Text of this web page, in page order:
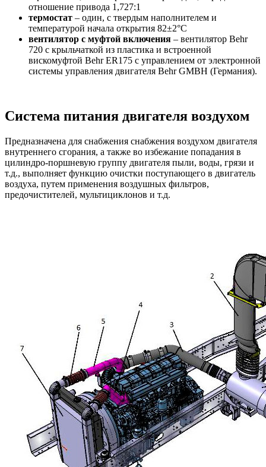
отношение привода 1,727:1
термостат – один, с твердым наполнителем и
температурой начала открытия 82±2°С
вентилятор с муфтой включения – вентилятор Behr
720 с крыльчаткой из пластика и встроенной
вискомуфтой Behr ER175 с управлением от электронной
системы управления двигателя Behr GMBH (Германия).
Система питания двигателя воздухом
Предназначена для снабжения снабжения воздухом двигателя
внутреннего сгорания, а также во избежание попадания в
цилиндро-поршневую группу двигателя пыли, воды, грязи и
т.д., выполняет функцию очистки поступающего в двигатель
воздуха, путем применения воздушных фильтров,
предочистителей, мультициклонов и т.д.